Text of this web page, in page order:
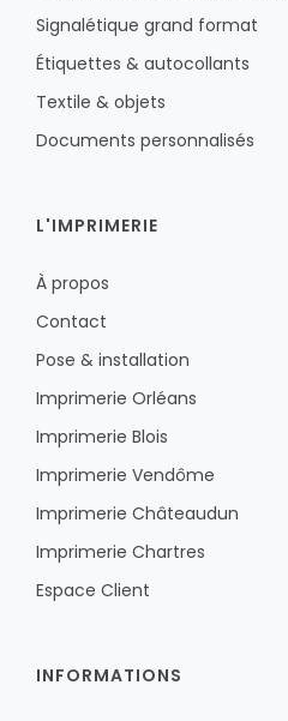
Signalétique grand format
Étiquettes & autocollants
Textile & objets
Documents personnalisés
L'IMPRIMERIE
À propos
Contact
Pose & installation
Imprimerie Orléans
Imprimerie Blois
Imprimerie Vendôme
Imprimerie Châteaudun
Imprimerie Chartres
Espace Client
INFORMATIONS